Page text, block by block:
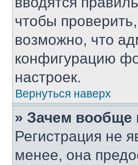
чтобы
возможно, что
конфигурацию
настроек.
Вернуться наверх
» Зачем вообще
Регистрация не
менее, она